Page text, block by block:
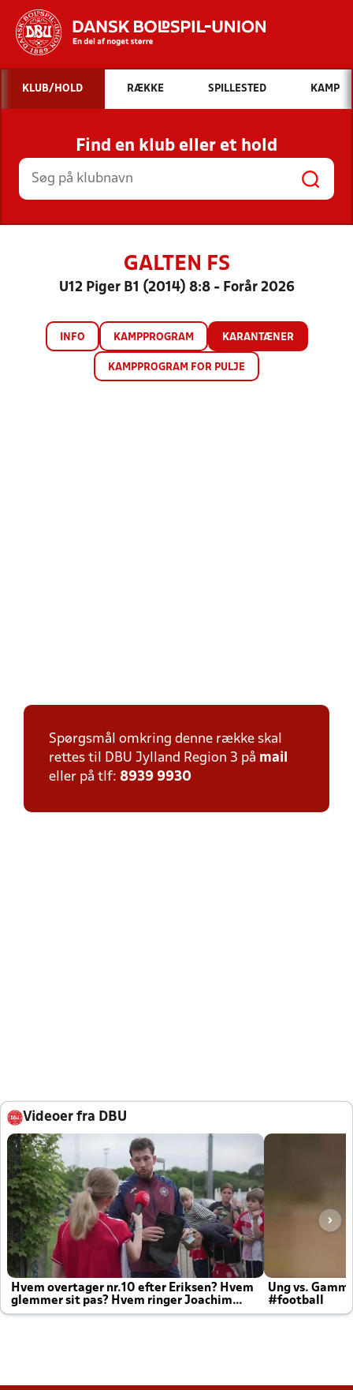
Hvad vil du søge efter?
INDHOLD OG NYHEDER
STILLINGER, RESULTATER, KLUBBER OG
HOLD
KLUB/HOLD RÆKKE SPILLESTED KAMP
Find en klub eller et hold
GALTEN FS
U12 Piger B1 (2014) 8:8 - Forår 2026
INFO KAMPPROGRAM KARANTÆNER
KAMPPROGRAM FOR PULJE
Spørgsmål omkring denne række skal
rettes til DBU Jylland Region 3 på mail
eller på tlf: 8939 9930
Videoer fra DBU
Hvem overtager nr.10 efter Eriksen? Hvem
glemmer sit pas? Hvem ringer Joachim
altid til efter kampe?
Ung vs.
#football